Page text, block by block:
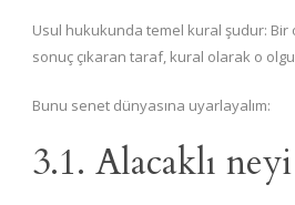
Usul hukukunda temel kural şudur:
sonuç çıkaran taraf, kural olarak o
Bunu senet dünyasına uyarlayalım:
3.1. Alacaklı